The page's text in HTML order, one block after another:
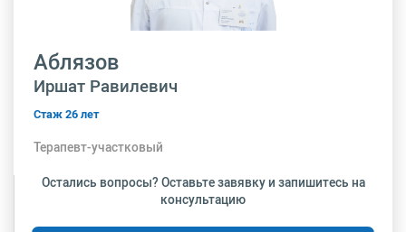
Аблязов
Иршат Равилевич
Стаж 26 лет
Терапевт-участковый
Остались вопросы? Оставьте завявку и запишитесь на
консультацию